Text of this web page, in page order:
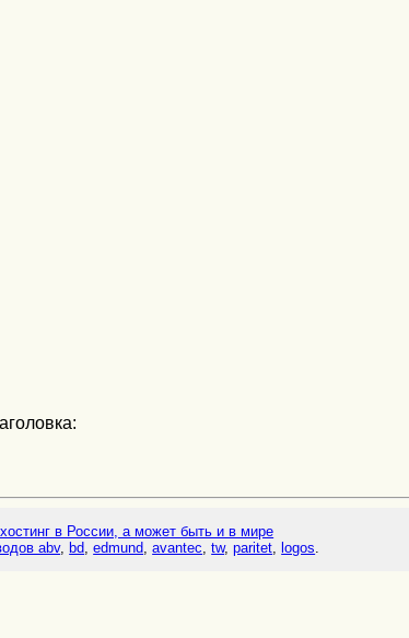
в России, а может быть и в мире
abv, bd ,edmund ,avantec ,tw,paritet logos